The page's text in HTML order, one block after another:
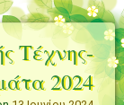
Τέχνης-
2024